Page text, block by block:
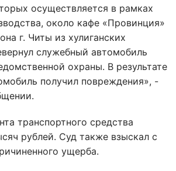
осуществляется в рамках
около кафе «Провинция»
г. Читы из хулиганских
служебный автомобиль
охраны. В результате
получил повреждения», -
транспортного средства
рублей. Суд также взыскал с
ущерба.